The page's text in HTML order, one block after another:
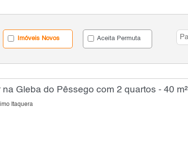
Imóveis Novos Aceita Permuta
Gleba do Pêssego com 2 quartos - 40 m²
Itaquera